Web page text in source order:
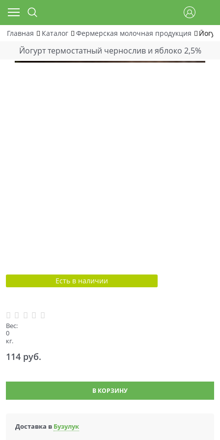
Главная Каталог Фермерская молочная продукция
Йогурт термостатный чернослив и яблоко 2,5%
Есть в наличии
Вес:
0
кг.
114 руб.
В КОРЗИНУ
Доставка в Бузулук